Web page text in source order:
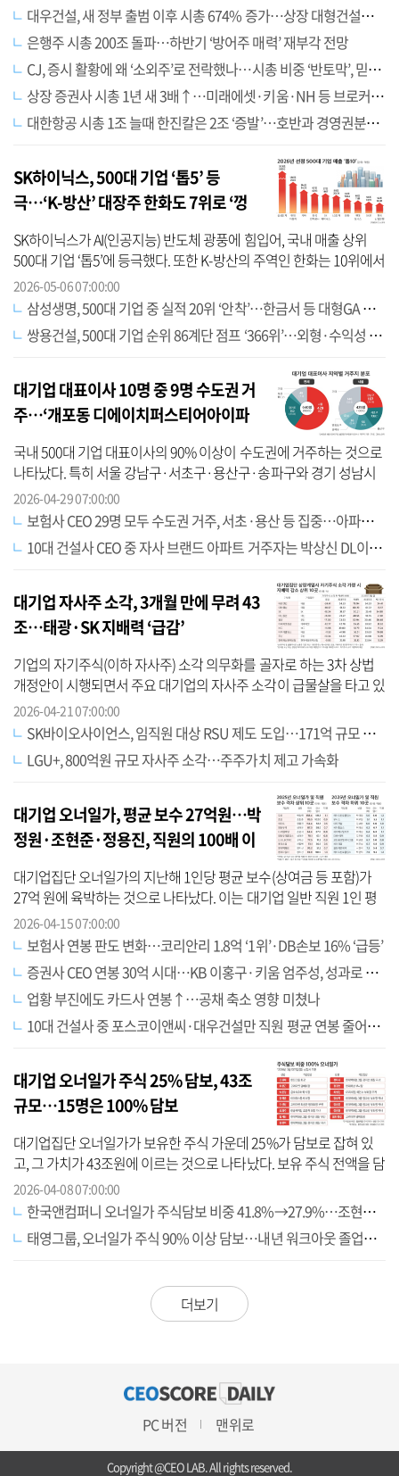
대우건설, 새 정부 출범 이후 시총 674% 증가…상장 대형건설사 중 증가율 1위
은행주 시총 200조 돌파…하반기 ‘방어주 매력’ 재부각 전망
CJ, 증시 활황에 왜 ‘소외주’로 전락했나…시총 비중 ‘반토막’, 믿을 건 ‘올리브영’
상장 증권사 시총 1년 새 3배↑…미래에셋·키움·NH 등 브로커리지 강자 ‘강세’
대한항공 시총 1조 늘때 한진칼은 2조 ‘증발’…호반과 경영권분쟁 속, ‘주주환원’ 카드 통할까
SK하이닉스, 500대 기업 ‘톱5’ 등
극…‘K-방산’ 대장주 한화도 7위로 ‘껑
SK하이닉스가 AI(인공지능) 반도체 광풍에 힘입어, 국내 매출 상위
500대 기업 ‘톱5’에 등극했다. 또한 K-방산의 주역인 한화는 10위에서
7위로 3계단 올라섰고, SK온은 잇단 합병에 따른 지배구조 개편 효과
로 ...
2026-05-06 07:00:00
삼성생명, 500대 기업 중 실적 20위 ‘안착’…한금서 등 대형GA 성장세 ‘뚜렷’
쌍용건설, 500대 기업 순위 86계단 점프 ‘366위’…외형·수익성 확대
대기업 대표이사 10명 중 9명 수도권 거
주…‘개포동 디에이치퍼스티어아이파
크’에 ‘11명’ 최다
국내 500대 기업 대표이사의 90% 이상이 수도권에 거주하는 것으로
나타났다. 특히 서울 강남구·서초구·용산구·송파구와 경기 성남시
분당구에 절반 이상이 거주했다. 대표이사들이 가장 많이 거주하는
공동주택...
2026-04-29 07:00:00
보험사 CEO 29명 모두 수도권 거주, 서초·용산 등 집중…아파트 선호 뚜렷
10대 건설사 CEO 중 자사 브랜드 아파트 거주자는 박상신 DL이앤씨 대표가 ‘유일’
대기업 자사주 소각, 3개월 만에 무려 43
조…태광·SK 지배력 ‘급감’
기업의 자기주식(이하 자사주) 소각 의무화를 골자로 하는 3차 상법
개정안이 시행되면서 주요 대기업의 자사주 소각이 급물살을 타고 있
다. 실제로 올들어 3개월 동안 주요 대기업 중 60여 개가 43조원 규모
의...
2026-04-21 07:00:00
SK바이오사이언스, 임직원 대상 RSU 제도 도입…171억 규모 자사주 매입
LGU+, 800억원 규모 자사주 소각…주주가치 제고 가속화
대기업 오너일가, 평균 보수 27억원…박
정원·조현준·정용진, 직원의 100배 이
상 받았다
대기업집단 오너일가의 지난해 1인당 평균 보수(상여금 등 포함)가
27억 원에 육박하는 것으로 나타났다. 이는 대기업 일반 직원 1인 평
균 보수 1억120만 원의 27배에 달하는 규모다. 대기업집단 오너 중 일
반 ...
2026-04-15 07:00:00
보험사 연봉 판도 변화…코리안리 1.8억 ‘1위’·DB손보 16% ‘급등’
증권사 CEO 연봉 30억 시대…KB 이홍구·키움 엄주성, 성과로 본 ‘가성비 1위’
업황 부진에도 카드사 연봉↑…공채 축소 영향 미쳤나
10대 건설사 중 포스코이앤씨·대우건설만 직원 평균 연봉 줄어…GS건설은 약 13% 인상
대기업 오너일가 주식 25% 담보, 43조
규모…15명은 100% 담보
대기업집단 오너일가가 보유한 주식 가운데 25%가 담보로 잡혀 있
고, 그 가치가 43조원에 이르는 것으로 나타났다. 보유 주식 전액을 담
보로 잡힌 오너일가도 15명이나 된다. 주식 가치 기준으로는 조원태
한진...
2026-04-08 07:00:00
한국앤컴퍼니 오너일가 주식담보 비중 41.8%→27.9%…조현범 회장, 대출금 일부 상환
태영그룹, 오너일가 주식 90% 이상 담보…내년 워크아웃 졸업하면 해소될 듯
더보기
PC 버전 맨위로
Copyright @CEO LAB. All rights reserved.